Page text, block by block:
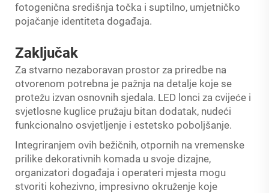
fotogenična središnja točka i suptilno, umjetničko
pojačanje identiteta događaja.
Zaključak
Za stvarno nezaboravan prostor za priredbe na
otvorenom potrebna je pažnja na detalje koje se
protežu izvan osnovnih sjedala. LED lonci za cvijeće i
svjetlosne kuglice pružaju bitan dodatak, nudeći
funkcionalno osvjetljenje i estetsko poboljšanje.
Integriranjem ovih bežičnih, otpornih na vremenske
prilike dekorativnih komada u svoje dizajne,
organizatori događaja i operateri mjesta mogu
stvoriti kohezivno, impresivno okruženje koje